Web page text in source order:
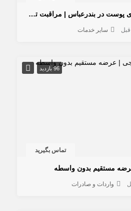
خدمات فیشال و پاکسازی پوست در بندرعباس | مراقبت تخصصی پوست
سایر خدمات
96 بازدید
تماس بگیرید
مستقیم بدون واسطه
واردات و صادرات